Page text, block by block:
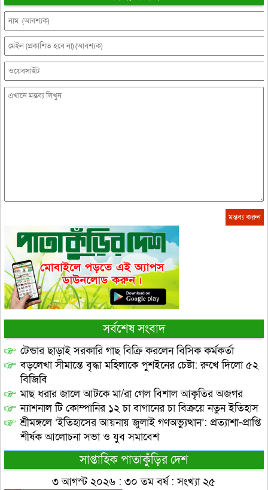
সর্বশেষ সংবাদ
টেন্ডার ছাড়াই সরকারি গাছ বিক্রি করলেন বিসিক কর্মকর্তা
বড়লেখা সীমান্তে বৃদ্ধা মহিলাকে পুশইনের চেষ্টা: রুখে দিলো ৫২
বিজিবি
মাছ ধরার জালে আটকে মা/রা গেল বিশাল আকৃতির অজগর
ন্যাশনাল টি কোম্পানির ১২ চা বাগানের চা বিক্রয়ে নতুন ইতিহাস
শ্রীমঙ্গলে ‘ইতিহাসের আয়নায় জুলাই গণঅভ্যুত্থান’: প্রত্যাশা-প্রাপ্তি
শীর্ষক আলোচনা সভা ও যুব সমাবেশ
সাপ্তাহিক পাতাকুঁড়ির দেশ
৩ আগস্ট ২০২৬ : ৩০ তম বর্ষ : সংখ্যা ২৫